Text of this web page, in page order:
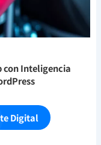
con Inteligencia
Digital